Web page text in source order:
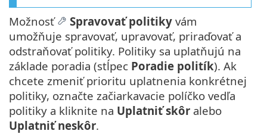
Možnosť
Spravovať politiky vám
umožňuje spravovať, upravovať, priraďovať a
odstraňovať politiky. Politiky sa uplatňujú na
základe poradia (stĺpec Poradie politík). Ak
chcete zmeniť prioritu uplatnenia konkrétnej
politiky, označte začiarkavacie políčko vedľa
politiky a kliknite na Uplatniť skôr alebo
Uplatniť neskôr.